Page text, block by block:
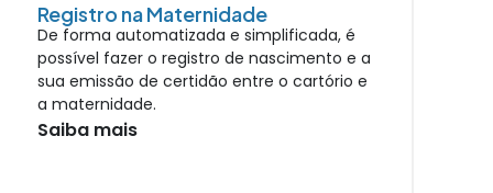
Registro na Maternidade
De forma automatizada e simplificada, é
possível fazer o registro de nascimento e a
sua emissão de certidão entre o cartório e
a maternidade.
Saiba mais